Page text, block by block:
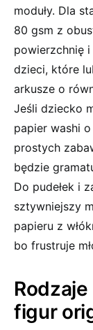
moduły. Dla
80 gsm z
powierzchnię
dzieci, które
arkusze o
Jeśli dziecko
papier washi
prostych
będzie
Do pudełek i
sztywniejszy
papieru z
bo frustruje
figur